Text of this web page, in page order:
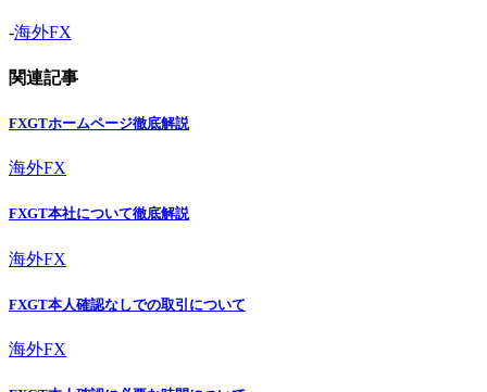
-海外FX
関連記事
FXGTホームページ徹底解説
海外FX
FXGT本社について徹底解説
海外FX
FXGT本人確認なしでの取引について
海外FX